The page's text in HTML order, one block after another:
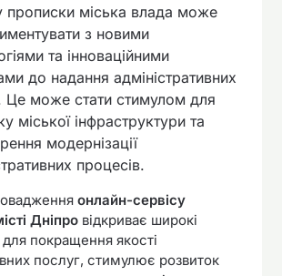
прописки міська влада може
з новими
та інноваційними
до надання адміністративних
Це може стати стимулом для
міської інфраструктури та
модернізації
процесів.
онлайн-сервісу
Дніпро відкриває широкі
покращення якості
послуг, стимулює розвиток